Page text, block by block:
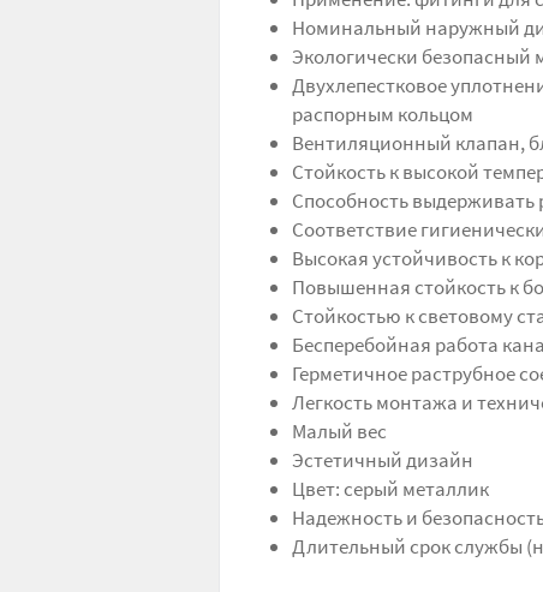
Номинальный наружный
Экологически безопасный
Двухлепестковое
распорным кольцом
Вентиляционный клапан,
Стойкость к высокой
Способность выдерживать
Соответствие
Высокая устойчивость к
Повышенная стойкость к
Стойкостью к световому
Бесперебойная работа
Герметичное раструбное
Легкость монтажа и
Малый вес
Эстетичный дизайн
Цвет: серый металлик
Надежность и
Длительный срок службы